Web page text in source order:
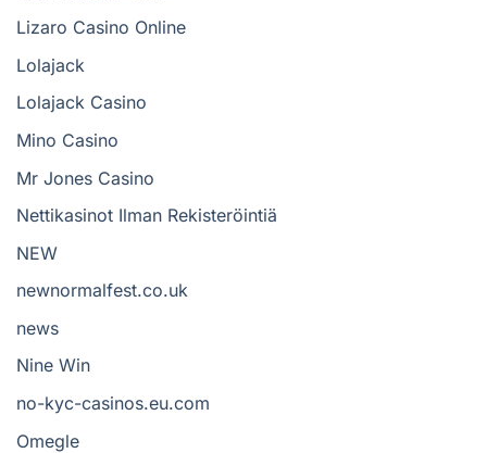
Lizaro Casino Online
Lolajack
Lolajack Casino
Mino Casino
Mr Jones Casino
Nettikasinot Ilman Rekisteröintiä
NEW
newnormalfest.co.uk
news
Nine Win
no-kyc-casinos.eu.com
Omegle